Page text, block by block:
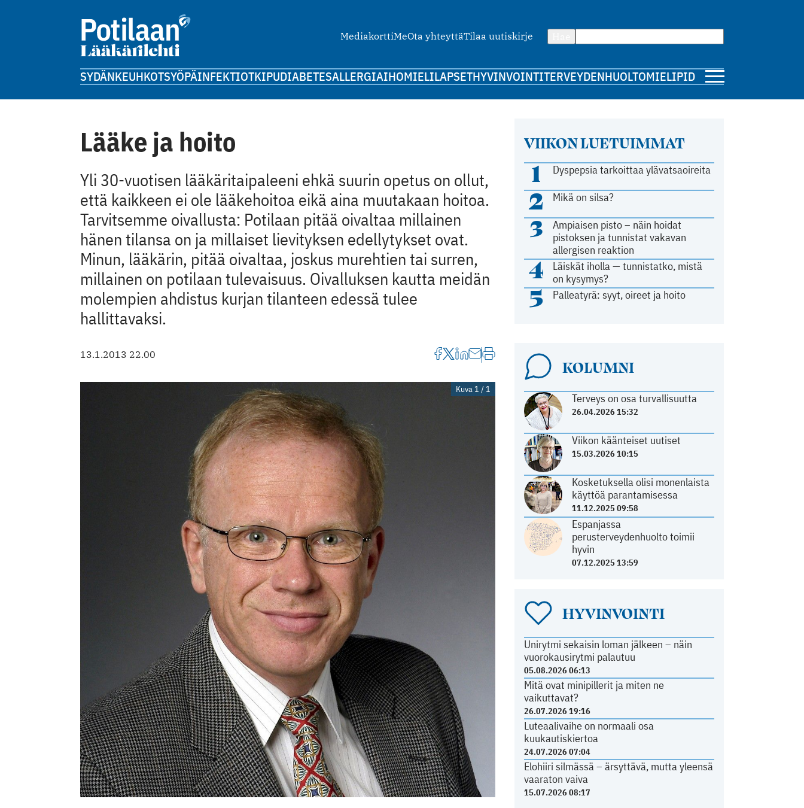
MediakorttiMeOta yhteyttäTilaa uutiskirje
SYDÄNKEUHKOTSYÖPÄINFEKTIOTKIPUDIABETESALLERGIAIHOMIELILAPSETHYVINVOINTITERVEYDENHUOLTOMIELIPIDE
VIIKON LUETUIMMAT
1 Dyspepsia tarkoittaa ylävatsaoireita
2 Mikä on silsa?
3
Ampiaisen pisto – näin hoidat
pistoksen ja tunnistat vakavan
allergisen reaktion
4
Läiskät iholla — tunnistatko, mistä
on kysymys?
5 Palleatyrä: syyt, oireet ja hoito
KOLUMNI
Terveys on osa turvallisuutta
26.04.2026 15:32
Viikon käänteiset uutiset
15.03.2026 10:15
Kosketuksella olisi monenlaista
käyttöä parantamisessa
11.12.2025 09:58
Espanjassa
perusterveydenhuolto toimii
hyvin
07.12.2025 13:59
HYVINVOINTI
Unirytmi sekaisin loman jälkeen – näin
vuorokausirytmi palautuu
05.08.2026 06:13
Mitä ovat minipillerit ja miten ne
vaikuttavat?
26.07.2026 19:16
Luteaalivaihe on normaali osa
kuukautiskiertoa
24.07.2026 07:04
Elohiiri silmässä – ärsyttävä, mutta yleensä
vaaraton vaiva
15.07.2026 08:17
Lääke ja hoito
Yli 30-vuotisen lääkäritaipaleeni ehkä suurin opetus on ollut,
että kaikkeen ei ole lääkehoitoa eikä aina muutakaan hoitoa.
Tarvitsemme oivallusta: Potilaan pitää oivaltaa millainen
hänen tilansa on ja millaiset lievityksen edellytykset ovat.
Minun, lääkärin, pitää oivaltaa, joskus murehtien tai surren,
millainen on potilaan tulevaisuus. Oivalluksen kautta meidän
molempien ahdistus kurjan tilanteen edessä tulee
hallittavaksi.
13.1.2013 22.00
Kuva 1 / 1